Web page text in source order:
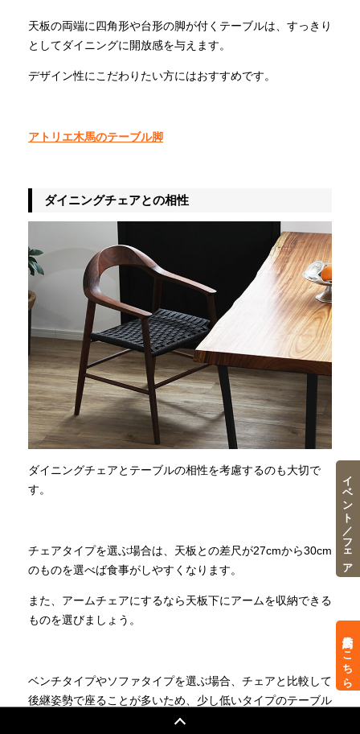
天板の両端に四角形や台形の脚が付くテーブルは、すっきり
としてダイニングに開放感を与えます。
デザイン性にこだわりたい方にはおすすめです。
アトリエ木馬のテーブル脚
ダイニングチェアとの相性
ダイニングチェアとテーブルの相性を考慮するのも大切で
す。
チェアタイプを選ぶ場合は、天板との差尺が27cmから30cm
のものを選べば食事がしやすくなります。
また、アームチェアにするなら天板下にアームを収納できる
ものを選びましょう。
ベンチタイプやソファタイプを選ぶ場合、チェアと比較して
後継姿勢で座ることが多いため、少し低いタイプのテーブル
来店予約はこちら
イベント／フェア